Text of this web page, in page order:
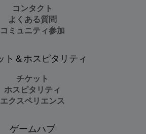
コンタクト
よくある質問
コミュニティ参加
ト＆ホスピタリティ
チケット
ホスピタリティ
エクスペリエンス
ゲームハブ